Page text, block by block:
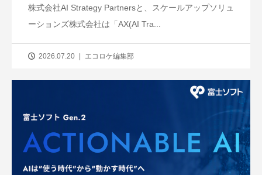
株式会社AI Strategy Partnersと、スケールアップソリュ
ーションズ株式会社は「AX(AI Tra...
2026.07.20 エコロケ編集部